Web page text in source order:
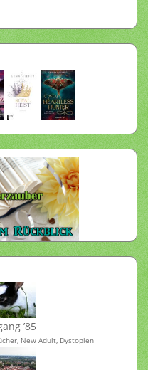
’85
New Adult, Dystopien